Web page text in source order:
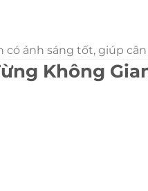
ánh sáng tốt, giúp
Không